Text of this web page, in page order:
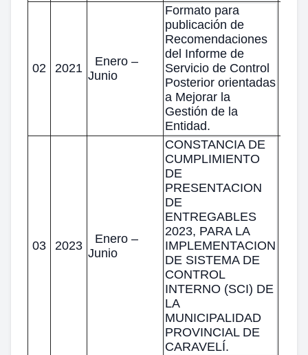
02 2021
Enero –
Junio
Formato para
publicación de
Recomendaciones
del Informe de
Servicio de Control
Posterior orientadas
a Mejorar la
Gestión de la
Entidad.
03 2023
Enero –
Junio
CONSTANCIA DE
CUMPLIMIENTO
DE
PRESENTACION
DE
ENTREGABLES
2023, PARA LA
IMPLEMENTACION
DE SISTEMA DE
CONTROL
INTERNO (SCI) DE
LA
MUNICIPALIDAD
PROVINCIAL DE
CARAVELÍ.